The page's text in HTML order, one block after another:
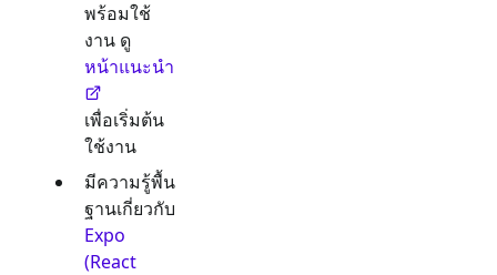
พร้อมใช้
งาน ดู
หน้าแนะนำ
เพื่อเริ่มต้น
ใช้งาน
มีความรู้พื้น
ฐานเกี่ยวกับ
Expo
(React